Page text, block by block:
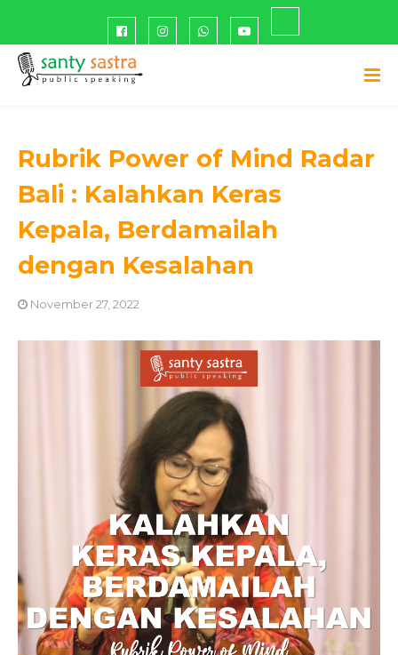
Rubrik Power of Mind Radar
Bali : Kalahkan Keras
Kepala, Berdamailah
dengan Kesalahan
November 27, 2022